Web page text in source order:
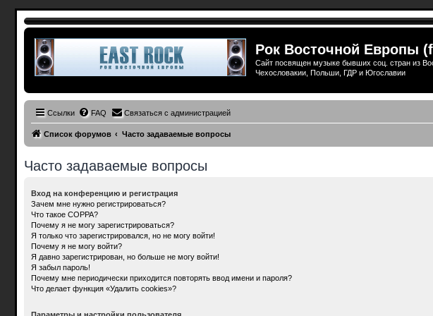
Рок Восточной Европы
Сайт посвящен музыке бывших соц. стран из
Чехословакии, Польши, ГДР и Югославии
Ссылки FAQ Связаться с администрацией
Список форумов Часто задаваемые вопросы
Часто задаваемые вопросы
Вход на конференцию и регистрация
Зачем мне нужно регистрироваться?
Что такое COPPA?
Почему я не могу зарегистрироваться?
Я только что зарегистрировался, но не могу войти!
Почему я не могу войти?
Я давно зарегистрирован, но больше не могу войти!
Я забыл пароль!
Почему мне периодически приходится повторять ввод имени и пароля?
Что делает функция «Удалить cookies»?
Параметры и настройки пользователя